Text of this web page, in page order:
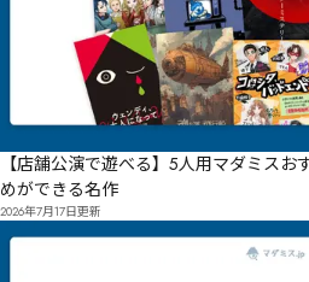
【店舗公演で遊べる】5人用マダミス
めができる名作
2026年7月17日更新